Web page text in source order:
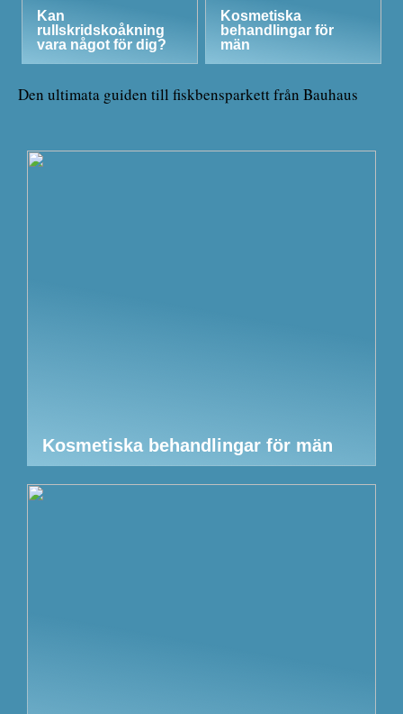
Kan
rullskridskoåkning
vara något för dig?
Kosmetiska
behandlingar för
män
Den ultimata guiden till fiskbensparkett från Bauhaus
Kosmetiska behandlingar för män